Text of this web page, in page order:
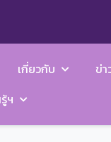
เกี่ยวกับ
ข่
ฯ